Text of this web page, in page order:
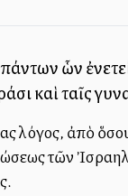
ὧν
καὶ ταῖς
λόγος, ἀπὸ
τῶν